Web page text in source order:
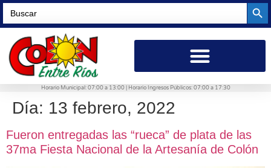
Search
for:
Horario Municipal: 07:00 a 13:00 | Horario Ingresos Públicos: 07:00 a 17:30
Día: 13 febrero, 2022
Fueron entregadas las “rueca” de plata de las
37ma Fiesta Nacional de la Artesanía de Colón